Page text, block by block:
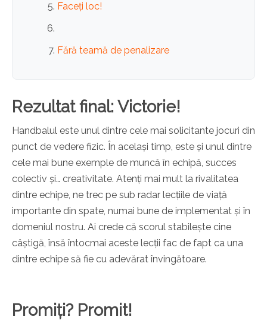
Faceți loc!
Fără teamă de penalizare
Rezultat final: Victorie!
Handbalul este unul dintre cele mai solicitante jocuri din
punct de vedere fizic. În același timp, este și unul dintre
cele mai bune exemple de muncă în echipă, succes
colectiv și… creativitate. Atenți mai mult la rivalitatea
dintre echipe, ne trec pe sub radar lecțiile de viață
importante din spate, numai bune de implementat și în
domeniul nostru. Ai crede că scorul stabilește cine
câștigă, însă întocmai aceste lecții fac de fapt ca una
dintre echipe să fie cu adevărat învingătoare.
Promiți? Promit!